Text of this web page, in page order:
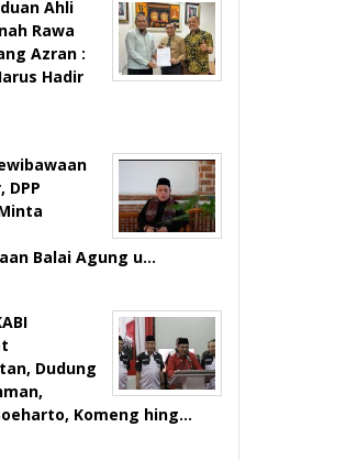
Ahli
Rawa
Azran :
Hadir
DPP
Balai Agung u…
Dudung
Komeng hing…